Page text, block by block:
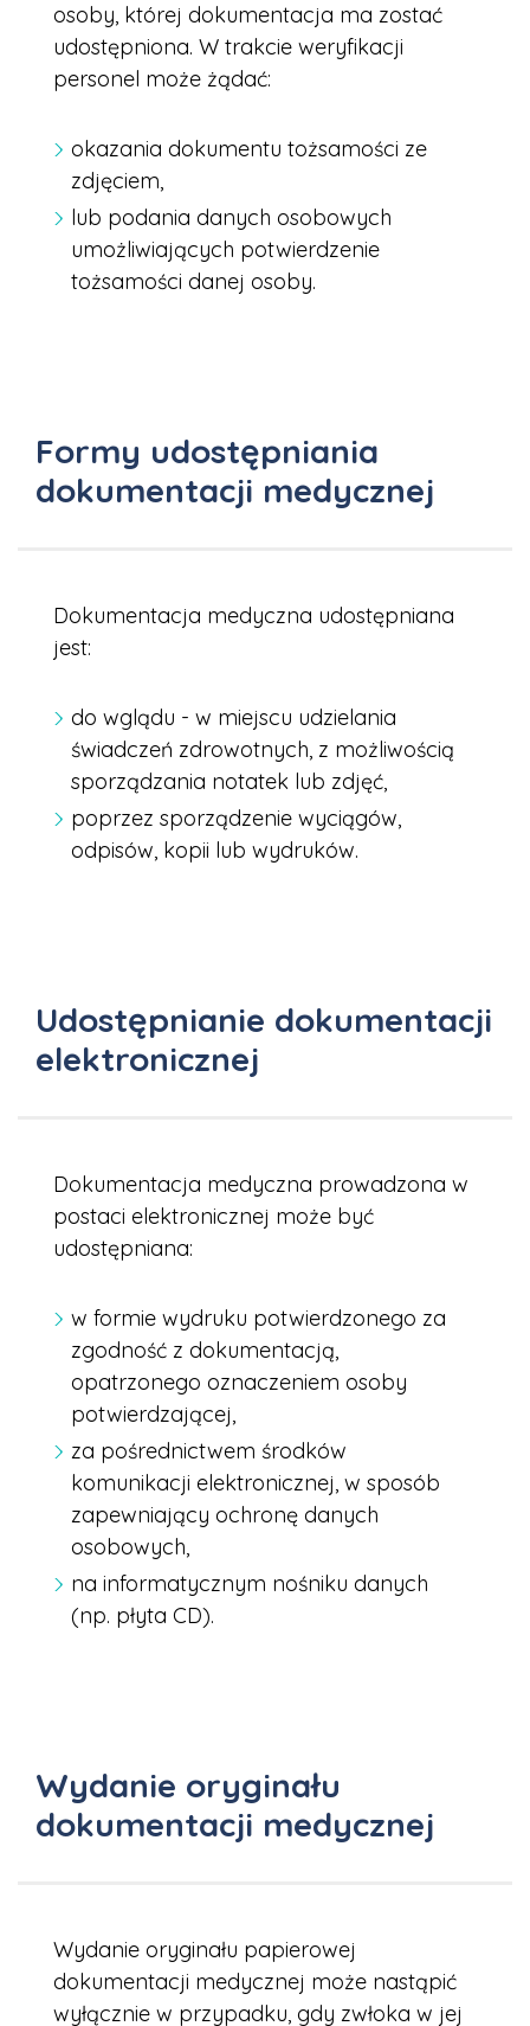
osoby, której dokumentacja ma zostać
udostępniona. W trakcie weryfikacji
personel może żądać:
okazania dokumentu tożsamości ze
zdjęciem,
lub podania danych osobowych
umożliwiających potwierdzenie
tożsamości danej osoby.
Formy udostępniania
dokumentacji medycznej
Dokumentacja medyczna udostępniana
jest:
do wglądu - w miejscu udzielania
świadczeń zdrowotnych, z możliwością
sporządzania notatek lub zdjęć,
poprzez sporządzenie wyciągów,
odpisów, kopii lub wydruków.
Udostępnianie dokumentacji
elektronicznej
Dokumentacja medyczna prowadzona w
postaci elektronicznej może być
udostępniana:
w formie wydruku potwierdzonego za
zgodność z dokumentacją,
opatrzonego oznaczeniem osoby
potwierdzającej,
za pośrednictwem środków
komunikacji elektronicznej, w sposób
zapewniający ochronę danych
osobowych,
na informatycznym nośniku danych
(np. płyta CD).
Wydanie oryginału
dokumentacji medycznej
Wydanie oryginału papierowej
dokumentacji medycznej może nastąpić
wyłącznie w przypadku, gdy zwłoka w jej